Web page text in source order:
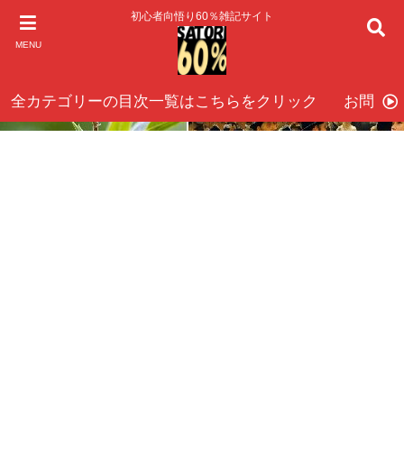
MENU
初心者向悟り60％雑記サイト
全カテゴリーの目次一覧はこちらをクリック お問い